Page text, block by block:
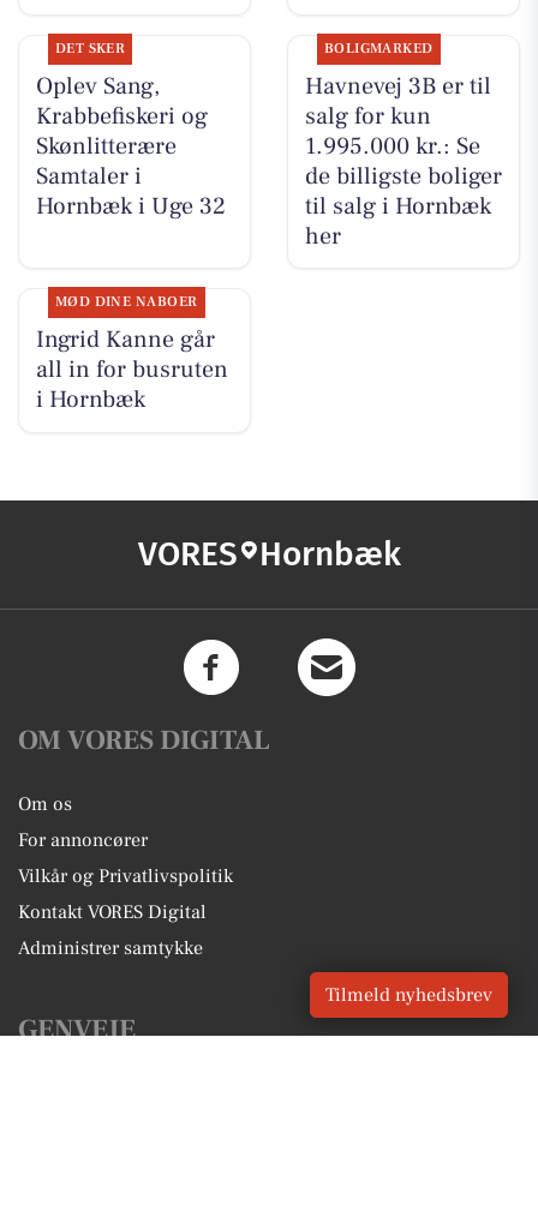
DET SKER
Oplev Sang,
Krabbefiskeri og
Skønlitterære
Samtaler i
Hornbæk i Uge 32
BOLIGMARKED
Havnevej 3B er til
salg for kun
1.995.000 kr.: Se
de billigste boliger
til salg i Hornbæk
her
MØD DINE NABOER
Ingrid Kanne går
all in for busruten
i Hornbæk
VORES Hornbæk
OM VORES DIGITAL
Om os
For annoncører
Vilkår og Privatlivspolitik
Kontakt VORES Digital
Administrer samtykke
GENVEJE
Tilmeld nyhedsbrev